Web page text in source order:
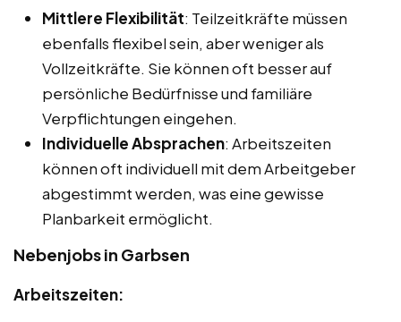
Mittlere Flexibilität: Teilzeitkräfte müssen
ebenfalls flexibel sein, aber weniger als
Vollzeitkräfte. Sie können oft besser auf
persönliche Bedürfnisse und familiäre
Verpflichtungen eingehen.
Individuelle Absprachen: Arbeitszeiten
können oft individuell mit dem Arbeitgeber
abgestimmt werden, was eine gewisse
Planbarkeit ermöglicht.
Nebenjobs in Garbsen
Arbeitszeiten: